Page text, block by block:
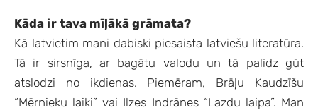
Kāda ir tava mīļākā grāmata?
Kā latvietim mani dabiski piesaista latviešu literatūra.
Tā ir sirsnīga, ar bagātu valodu un tā palīdz gūt
atslodzi no ikdienas. Piemēram, Brāļu Kaudzīšu
“Mērnieku laiki” vai Ilzes Indrānes “Lazdu laipa”. Man